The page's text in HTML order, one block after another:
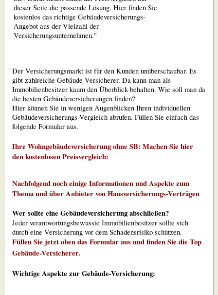
dieser Seite die passende Lösung. Hier finden Sie
kostenlos das richtige Gebäudeversicherungs-
Angebot aus der Vielzahl der
Versicherungsunternehmen."
Der Versicherungsmarkt ist für den Kunden unüberschaubar. Es
gibt zahlreiche Gebäude-Versicherer. Da kann man als
Immobilienbesitzer kaum den Überblick behalten. Wie soll man da
die besten Gebäudeversicherungen finden?
Hier können Sie in wenigen Augenblicken Ihren individuellen
Gebäudeversicherungs-Vergleich abrufen. Füllen Sie einfach das
folgende Formular aus.
Ihre Wohngebäudeversicherung ohne SB: Machen Sie hier
den kostenlosen Preisvergleich:
Nachfolgend noch einige Informationen und Aspekte zum
Thema und über Anbieter von Hausversicherungs-Verträgen
Wer sollte eine Gebäudeversicherung abschließen?
Jeder verantwortungsbewusste Immobilienbesitzer sollte sich
durch eine Versicherung vor dem Schadensrisiko schützen.
Füllen Sie jetzt oben das Formular aus und finden Sie die Top
Gebäude-Versicherer.
Wichtige Aspekte zur Gebäude-Versicherung: